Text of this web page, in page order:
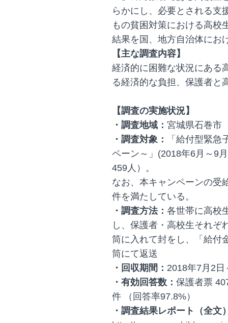
らかにし、必要とされる支
もの貧困対策における高校
結果を国、地方自治体にお
【主な調査内容】
経済的に困難な状況にある
る経済的な負担、保護者と
【調査の実施状況】
・調査地域： 宮城県石巻市
・調査対象：
「給付型緊
ペーン～」(2018年6月～9
459人）。
なお、本キャンペーンの受
件を満たしている。
・調査方法： 各世帯に高校
し、保護者・高校生それぞ
筒に入れて封をし、「給付
筒にて返送
・回収期間： 2018年7月2
・有効回答数： 保護者票
件 （回答率97.8%）
・調査結果レポート（全文